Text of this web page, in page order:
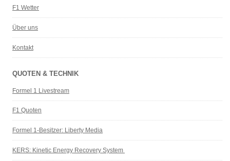
F1 Wetter
Über uns
Kontakt
QUOTEN & TECHNIK
Formel 1 Livestream
F1 Quoten
Formel 1-Besitzer: Liberty Media
KERS: Kinetic Energy Recovery System